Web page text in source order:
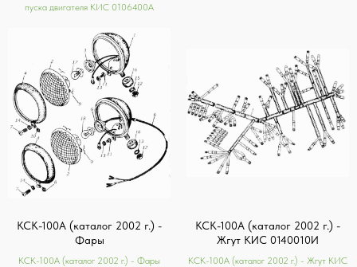
пуска двигателя КИС 0106400А
КСК-100А (каталог 2002 г.) -
Фары
КСК-100А (каталог 2002 г.) - Фары
КСК-100А (каталог 2002 г.) -
Жгут КИС 0140010И
КСК-100А (каталог 2002 г.) - Жгут КИС